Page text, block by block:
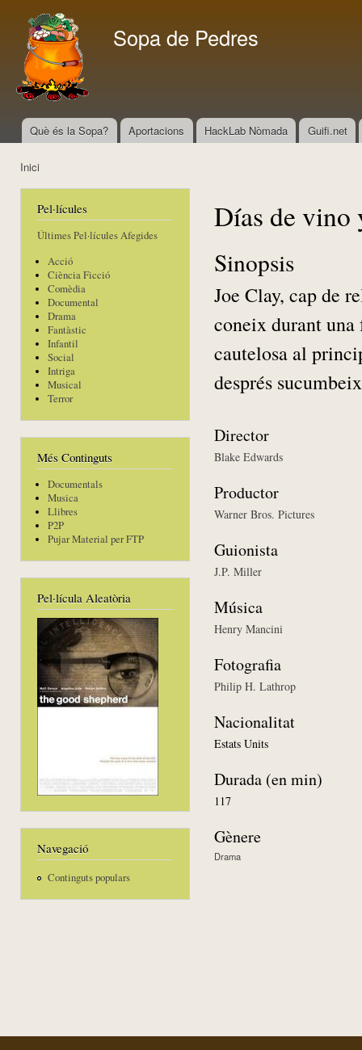
Sopa de Pedres
Menú principal
Què és la Sopa? Aportacions HackLab Nòmada Guifi.net
Inici
Pel·lícules
Últimes Pel·lícules Afegides
Acció
Ciència Ficció
Comèdia
Documental
Drama
Fantàstic
Infantil
Social
Intriga
Musical
Terror
Més Continguts
Documentals
Musica
Llibres
P2P
Pujar Material per FTP
Pel·lícula Aleatòria
Navegació
Continguts populars
Días de vino
Sinopsis
Joe Clay, cap de
coneix durant
cautelosa al
després
Director
Blake Edwards
Productor
Warner Bros. Pictures
Guionista
J.P. Miller
Música
Henry Mancini
Fotografia
Philip H. Lathrop
Nacionalitat
Estats Units
Durada (en min)
117
Gènere
Drama